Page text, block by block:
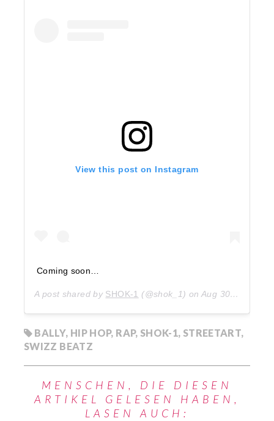
View this post on Instagram
Coming soon…
A post shared by SHOK-1 (@shok_1) onAug 30, 2018 at 1:53pm PDT
BALLY, HIP HOP, RAP, SHOK-1, STREETART,
SWIZZ BEATZ
MENSCHEN, DIE DIESEN
ARTIKEL GELESEN HABEN,
LASEN AUCH: